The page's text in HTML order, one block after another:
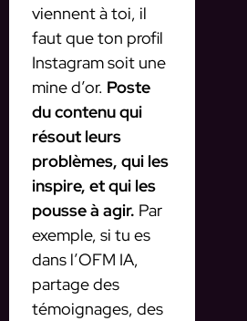
viennent à toi, il
faut que ton profil
Instagram soit une
mine d’or. Poste
du contenu qui
résout leurs
problèmes, qui les
inspire, et qui les
pousse à agir. Par
exemple, si tu es
dans l’OFM IA,
partage des
témoignages, des